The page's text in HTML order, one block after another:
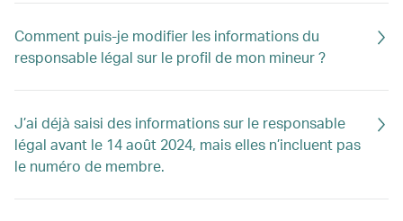
Comment puis-je modifier les informations du
responsable légal sur le profil de mon mineur ?
J’ai déjà saisi des informations sur le responsable
légal avant le 14 août 2024, mais elles n’incluent pas
le numéro de membre.